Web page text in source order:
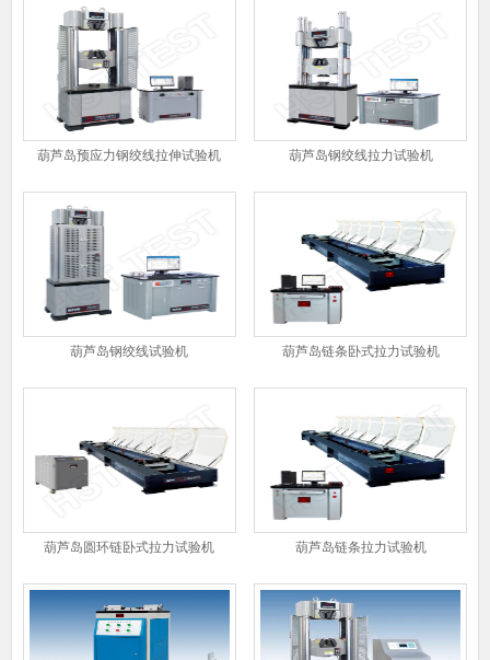
葫芦岛预应力钢绞线拉伸试验机 葫芦岛钢绞线拉力试验机
葫芦岛钢绞线试验机 葫芦岛链条卧式拉力试验机
葫芦岛圆环链卧式拉力试验机 葫芦岛链条拉力试验机